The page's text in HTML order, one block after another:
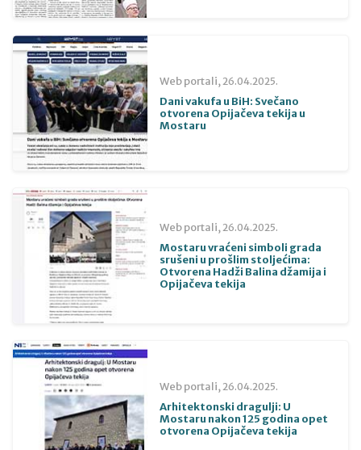
Web portali, 26.04.2025.
Dani vakufa u BiH: Svečano
otvorena Opijačeva tekija u
Mostaru
Web portali,26.04.2025.
Mostaru vraćeni simboli grada
srušeni u prošlim stoljećima:
Otvorena Hadži Balina džamija i
Opijačeva tekija
Web portali, 26.04.2025.
Arhitektonski dragulji: U
Mostaru nakon 125 godina opet
otvorena Opijačeva tekija